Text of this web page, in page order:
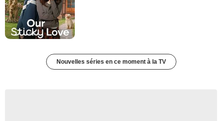
Nouvelles séries en ce moment à la TV